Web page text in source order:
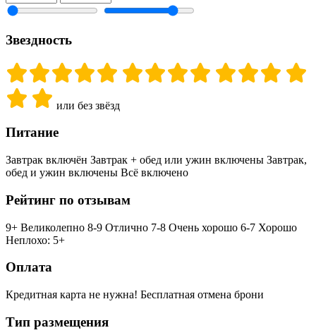
Звездность
или без звёзд
Питание
Завтрак включён Завтрак + обед или ужин включены Завтрак,
обед и ужин включены Всё включено
Рейтинг по отзывам
9+ Великолепно 8-9 Отлично 7-8 Очень хорошо 6-7 Хорошо
Неплохо: 5+
Оплата
Кредитная карта не нужна! Бесплатная отмена брони
Тип размещения